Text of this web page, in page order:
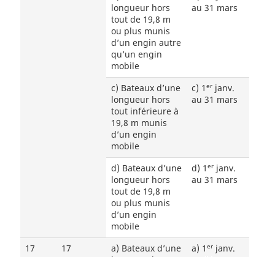
longueur hors
tout de 19,8 m
ou plus munis
d’un engin autre
qu’un engin
mobile
au 31 mars
c) Bateaux d’une
longueur hors
tout inférieure à
19,8 m munis
d’un engin
mobile
c) 1 er janv.
au 31 mars
d) Bateaux d’une
longueur hors
tout de 19,8 m
ou plus munis
d’un engin
mobile
d) 1 er janv.
au 31 mars
17 17
a) Bateaux d’une
a) 1 er janv.